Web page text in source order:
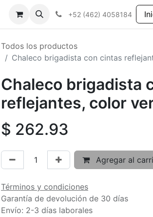
+52 (462) 4058184
Todos los productos
Chaleco brigadista con cintas
Chaleco brigadista
reflejantes, color
$ 262.93
Agregar al
Términos y condiciones
Garantía de devolución de 30 días
Envío: 2-3 días laborales